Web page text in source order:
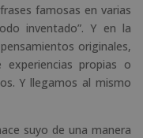
famosas en varias
inventado”. Y en la
originales,
propias o
Y llegamos al mismo
suyo de una manera